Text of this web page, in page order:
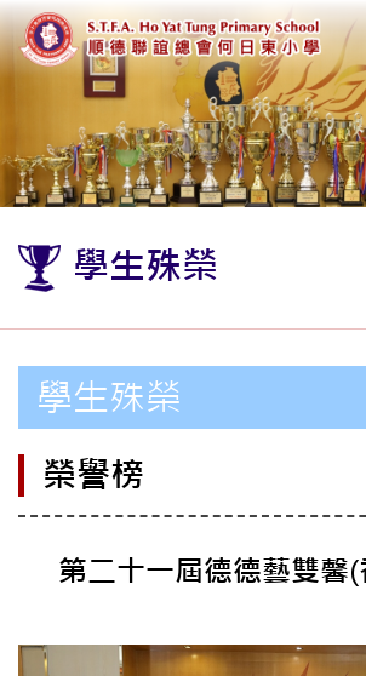
學生殊榮
學生殊榮
榮譽榜
第二十一屆德德藝雙馨